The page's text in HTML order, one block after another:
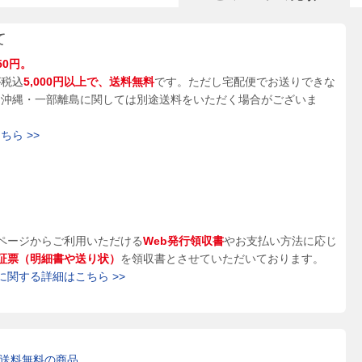
円。
込5,000円以上で、送料無料です。ただし宅配便でお送りできな
縄・一部離島に関しては別途送料をいただく場合がございま
ら >>
ージからご利用いただけるWeb発行領収書やお支払い方法に応じ
票（明細書や送り状） を領収書とさせていただいております。
関する詳細はこちら >>